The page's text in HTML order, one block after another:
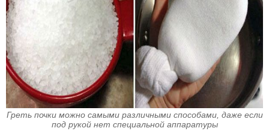
Греть почки можно самыми различными способами, даже если
под рукой нет специальной аппаратуры